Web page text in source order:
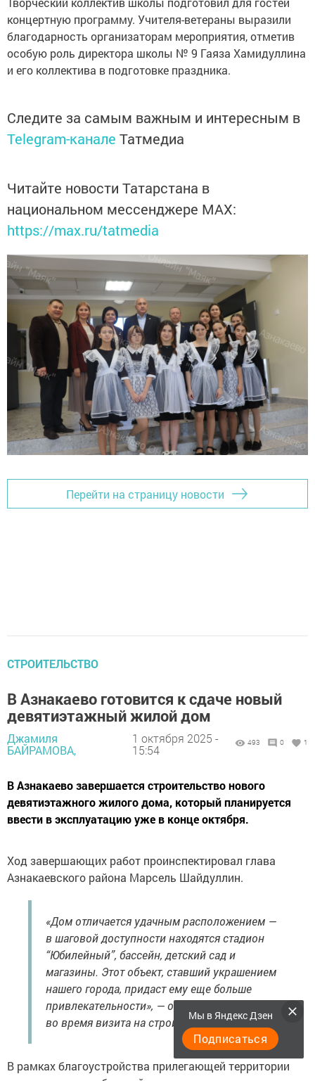
концертную программу. Учителя-ветераны выразили
благодарность организаторам мероприятия, отметив
особую роль директора школы № 9 Гаяза Хамидуллина
и его коллектива в подготовке праздника.
Следите за самым важным и интересным в
Telegram-канале Татмедиа
Читайте новости Татарстана в
национальном мессенджере MАХ:
https://max.ru/tatmedia
Перейти на страницу новости
СТРОИТЕЛЬСТВО
В Азнакаево готовится к сдаче новый
девятиэтажный жилой дом
Джамиля
БАЙРАМОВА,
1 октября 2025 -
15:54
493 0 1
В Азнакаево завершается строительство нового
девятиэтажного жилого дома, который планируется
ввести в эксплуатацию уже в конце октября.
Ход завершающих работ проинспектировал глава
Азнакаевского района Марсель Шайдуллин.
«Дом отличается удачным расположением —
в шаговой доступности находятся стадион
“Юбилейный”, бассейн, детский сад и
магазины. Этот объект, ставший украшением
нашего города, придаст ему еще больше
привлекательности», — отметил Шайдуллин
во время визита на строительную площадку.
В рамках благоустройства прилегающей территории
Мы в Яндекс Дзен
Подписаться